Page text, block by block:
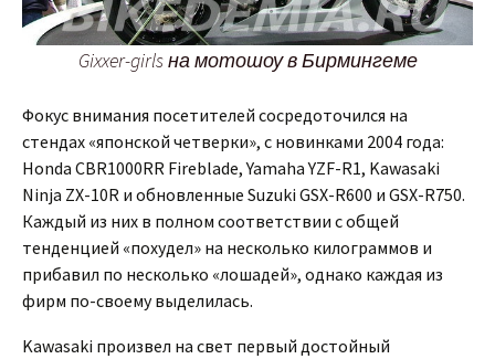
Gixxer-girls на мотошоу в Бирмингеме
Фокус внимания посетителей сосредоточился на
стендах «японской четверки», с новинками 2004 года:
Honda CBR1000RR Fireblade, Yamaha YZF-R1, Kawasaki
Ninja ZX-10R и обновленные Suzuki GSX-R600 и GSX-R750.
Каждый из них в полном соответствии с общей
тенденцией «похудел» на несколько килограммов и
прибавил по несколько «лошадей», однако каждая из
фирм по-своему выделилась.
Kawasaki произвел на свет первый достойный